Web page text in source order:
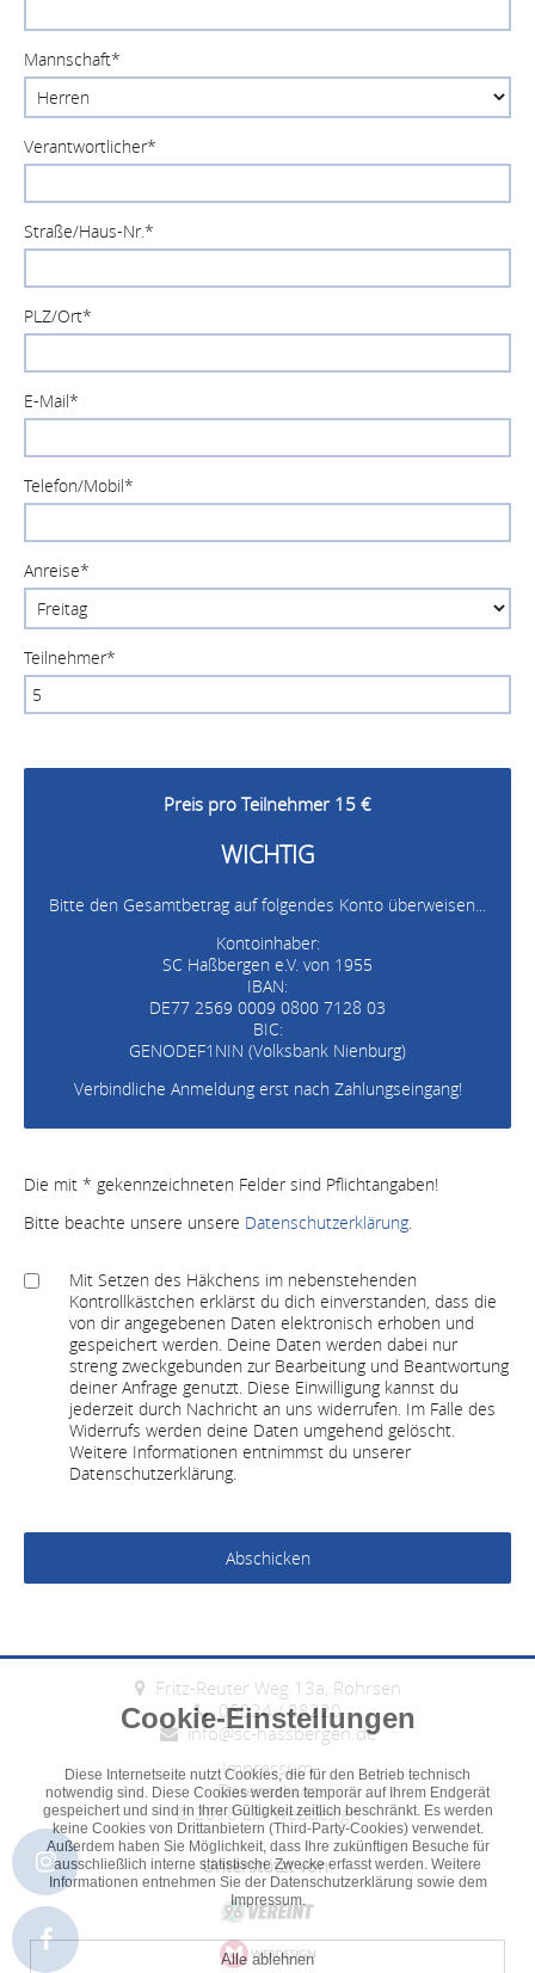
Mannschaft*
Verantwortlicher*
Straße/Haus-Nr.*
PLZ/Ort*
E-Mail*
Telefon/Mobil*
Anreise*
Teilnehmer*
Preis pro Teilnehmer 15 €
WICHTIG
Bitte den Gesamtbetrag auf folgendes Konto überweisen...
Kontoinhaber:
SC Haßbergen e.V. von 1955
IBAN:
DE77 2569 0009 0800 7128 03
BIC:
GENODEF1NIN (Volksbank Nienburg)
Verbindliche Anmeldung erst nach Zahlungseingang!
Die mit * gekennzeichneten Felder sind Pflichtangaben!
Bitte beachte unsere unsere Datenschutzerklärung.
Mit Setzen des Häkchens im nebenstehenden
Kontrollkästchen erklärst du dich einverstanden, dass die
von dir angegebenen Daten elektronisch erhoben und
gespeichert werden. Deine Daten werden dabei nur
streng zweckgebunden zur Bearbeitung und Beantwortung
deiner Anfrage genutzt. Diese Einwilligung kannst du
jederzeit durch Nachricht an uns widerrufen. Im Falle des
Widerrufs werden deine Daten umgehend gelöscht.
Weitere Informationen entnimmst du unserer
Datenschutzerklärung.
Fritz-Reuter Weg 13a, Rohrsen
05024 / 88220
info@sc-hassbergen.de
Impressum
Datenschutz
© 2018LM Webdesign
Unterstützt von:
Diese Internetseite nutzt Cookies, die für den Betrieb technisch
notwendig sind. Diese Cookies werden temporär auf Ihrem Endgerät
gespeichert und sind in Ihrer Gültigkeit zeitlich beschränkt. Es werden
Außerdem haben Sie Möglichkeit, dass Ihre zukünftigen Besuche für
ausschließlich interne statistische Zwecke erfasst werden. Weitere
Informationen entnehmen Sie derDatenschutzerklärungsowie dem
Impressum.
Alle ablehnen
Alle akzeptieren